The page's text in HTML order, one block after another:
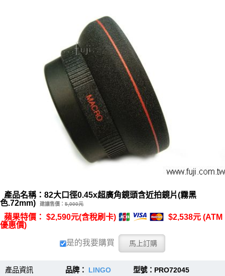
產品名稱：82大口徑0.45x超廣角鏡頭含近拍鏡片(霧黑
色.72mm)
建議售價： 5,000元
蘋果特價： $2,590元(含稅刷卡)
$2,538元 (ATM
優惠價)
是的我要購買
產品資訊 品牌： LINGO 型號：PRO72045